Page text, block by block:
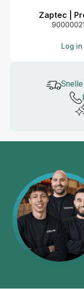
Zaptec |
Log